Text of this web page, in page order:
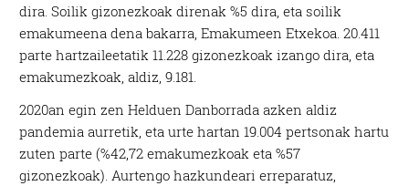
dira. Soilik gizonezkoak direnak %5 dira, eta soilik
emakumeena dena bakarra, Emakumeen Etxekoa. 20.411
parte hartzaileetatik 11.228 gizonezkoak izango dira, eta
emakumezkoak, aldiz, 9.181.
2020an egin zen Helduen Danborrada azken aldiz
pandemia aurretik, eta urte hartan 19.004 pertsonak hartu
zuten parte (%42,72 emakumezkoak eta %57
gizonezkoak). Aurtengo hazkundeari erreparatuz,